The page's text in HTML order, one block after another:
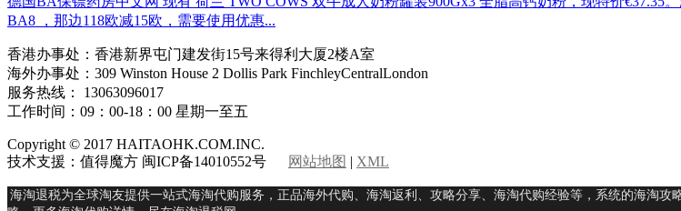
BA8 ，那边118欧减15欧，需要使用优惠...
香港办事处：香港新界屯门建发街15号来得利大厦2楼A室
海外办事处：309 Winston House 2 Dollis Park FinchleyCentralLondon
服务热线： 13063096017
工作时间：09：00-18：00 星期一至五
Copyright © 2017 HAITAOHK.COM.INC.
技术支援：值得魔方 闽ICP备14010552号
网站地图 | XML
海淘退税为全球淘友提供一站式海淘代购服务，正品海外代购、海淘返利、攻略分享、海淘代购经验等，系统的海淘